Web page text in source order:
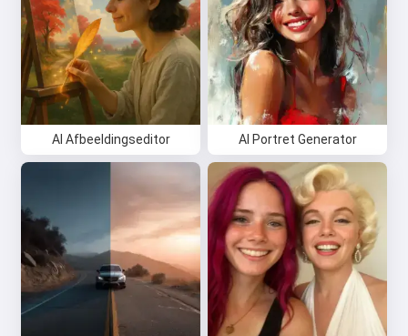
AI Afbeeldingseditor AI Portret Generator